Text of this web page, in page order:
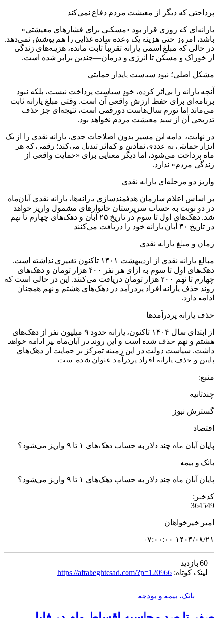
پرداختی که دیگر از معیشت مردم دفاع نمی‌کند
یارانه‌ای که روزی قرار بود «مسکنی برای فشارهای معیشتی»
باشد، امروز حتی هزینه یک وعده ساده غذایی را هم پوشش نمی‌دهد.
در حالی که مبلغ اسمی یارانه تقریباً ثابت مانده، هزینه‌های زندگی—
از خوراک و مسکن تا انرژی و درمان—چندین برابر شده است.
مشکل اصلی؛ نبود سیاست پایدار حمایتی
آنچه یارانه را بی‌اثر کرده، خودِ سیاست پرداخت نیست، بلکه نبود
برنامه‌ای برای حفظ ارزش واقعی آن است. وقتی مبلغ یارانه ثابت
می‌ماند اما تورم سال‌هاست دو‌رقمی است، نتیجه‌ای جز حذف
تدریجی آن از سبد معیشت مردم نخواهد بود.
در نهایت، ادامه این مسیر بدون اصلاحات جدی، یارانه نقدی را از یک
ابزار حمایتی به عددی نمادین و کم‌اثر تبدیل می‌کند؛ رقمی که هر
ماه پرداخت می‌شود، اما دیگر معنایی برای «حمایت واقعی از
زندگی مردم» ندارد.
واریز دو مرحله‌ای یارانه نقدی
بر اساس اعلام سازمان هدفمندسازی یارانه‌ها، یارانه نقدی آبان‌ماه
در دو نوبت به حساب سرپرستان خانوارهای مشمول واریز خواهد
شد. دهک‌های اول تا سوم در تاریخ ۲۵ آبان و دهک‌های چهارم تا نهم
در تاریخ ۳۰ آبان یارانه خود را دریافت می‌کنند.
زمان و مبلغ یارانه نقدی
مبالغ یارانه نقدی از اردیبهشت ۱۴۰۱ تاکنون تغییری نداشته است.
دهک‌های اول تا سوم به ازای هر نفر ۴۰۰ هزار تومان و دهک‌های
چهارم تا نهم ۳۰۰ هزار تومان دریافت می‌کنند. این در حالی است که
روند حذف یارانه افراد پردرآمد در دهک‌های هشتم و نهم همچنان
ادامه دارد.
حذف یارانه پردرآمدها
از ابتدای سال ۱۴۰۴ تاکنون، یارانه حدود ۹ میلیون نفر از دهک‌های
هشتم و نهم حذف شده است و این روند در آبان‌ماه نیز ادامه خواهد
داشت. سیاست دولت در این زمینه تمرکز بر حمایت از دهک‌های
پایین و حذف یارانه افراد پردرآمد عنوان شده است.
منبع:
چند‌ثانیه
گسترش نیوز
اقتصاد
پایان آبان ماه چند دلار به حساب دهک‌های ۱ تا ۹ واریز می‌شود؟
بانک و بیمه
پایان آبان ماه چند دلار به حساب دهک‌های ۱ تا ۹ واریز می‌شود؟
کدخبر:
364549
امیر خیرخواهان
۱۴۰۴/۰۸/۲۱ ۰۷:۰۰:۰۰
60 بازدید
لینک کوتاه: https://aftabeghtesad.com/?p=120966
بانک، بیمه و بودجه